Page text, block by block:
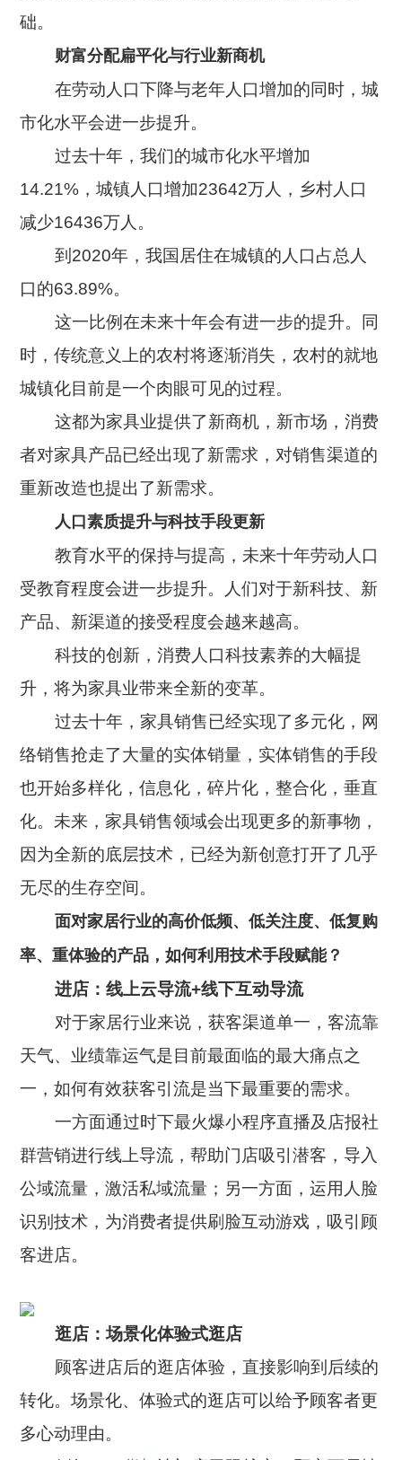
础。
财富分配扁平化与行业新商机
在劳动人口下降与老年人口增加的同时，城
市化水平会进一步提升。
过去十年，我们的城市化水平增加
14.21%，城镇人口增加23642万人，乡村人口
减少16436万人。
到2020年，我国居住在城镇的人口占总人
口的63.89%。
这一比例在未来十年会有进一步的提升。同
时，传统意义上的农村将逐渐消失，农村的就地
城镇化目前是一个肉眼可见的过程。
这都为家具业提供了新商机，新市场，消费
者对家具产品已经出现了新需求，对销售渠道的
重新改造也提出了新需求。
人口素质提升与科技手段更新
教育水平的保持与提高，未来十年劳动人口
受教育程度会进一步提升。人们对于新科技、新
产品、新渠道的接受程度会越来越高。
科技的创新，消费人口科技素养的大幅提
升，将为家具业带来全新的变革。
过去十年，家具销售已经实现了多元化，网
络销售抢走了大量的实体销量，实体销售的手段
也开始多样化，信息化，碎片化，整合化，垂直
化。未来，家具销售领域会出现更多的新事物，
因为全新的底层技术，已经为新创意打开了几乎
无尽的生存空间。
面对家居行业的高价低频、低关注度、低复购
率、重体验的产品，如何利用技术手段赋能？
进店：线上云导流+线下互动导流
对于家居行业来说，获客渠道单一，客流靠
天气、业绩靠运气是目前最面临的最大痛点之
一，如何有效获客引流是当下最重要的需求。
一方面通过时下最火爆小程序直播及店报社
群营销进行线上导流，帮助门店吸引潜客，导入
公域流量，激活私域流量；另一方面，运用人脸
识别技术，为消费者提供刷脸互动游戏，吸引顾
客进店。
逛店：场景化体验式逛店
顾客进店后的逛店体验，直接影响到后续的
转化。场景化、体验式的逛店可以给予顾客者更
多心动理由。